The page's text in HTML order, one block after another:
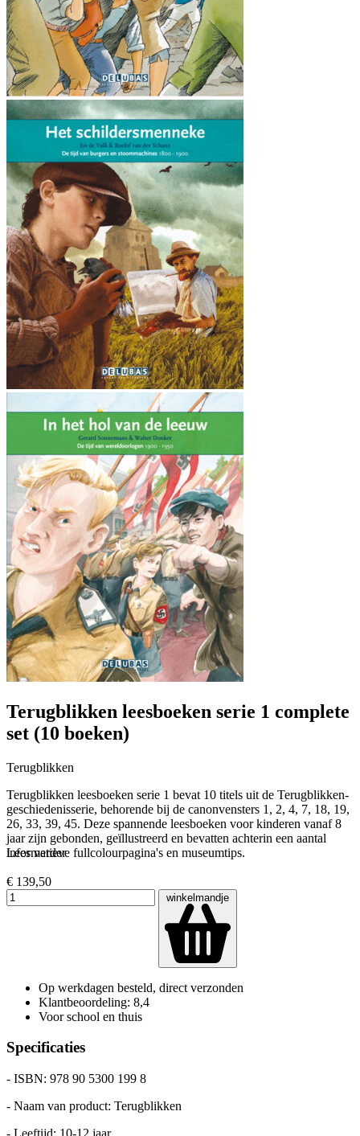
Terugblikken leesboeken serie 1 complete
set (10 boeken)
Terugblikken
Terugblikken leesboeken serie 1 bevat 10 titels uit de Terugblikken-
geschiedenisserie, behorende bij de canonvensters 1, 2, 4, 7, 18, 19,
26, 33, 39, 45. Deze spannende leesboeken voor kinderen vanaf 8
jaar zijn gebonden, geïllustreerd en bevatten achterin een aantal
informatieve fullcolourpagina's en museumtips.
Lees verder
€ 139,50
winkelmandje
Op werkdagen besteld, direct verzonden
Klantbeoordeling: 8,4
Voor school en thuis
Specificaties
- ISBN: 978 90 5300 199 8
- Naam van product: Terugblikken
- Leeftijd: 10-12 jaar